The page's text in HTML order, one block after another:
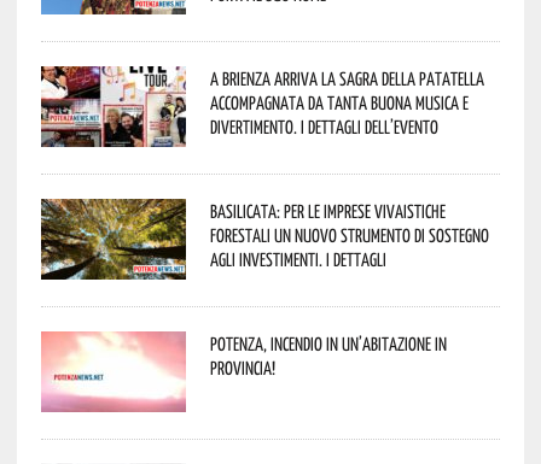
A Brienza arriva la Sagra della Patatella
accompagnata da tanta buona musica e
divertimento. I dettagli dell’evento
Basilicata: per le imprese vivaistiche
forestali un nuovo strumento di sostegno
agli investimenti. I dettagli
Potenza, incendio in un’abitazione in
provincia!